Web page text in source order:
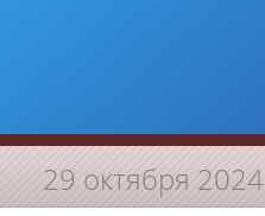
29 октября 2024